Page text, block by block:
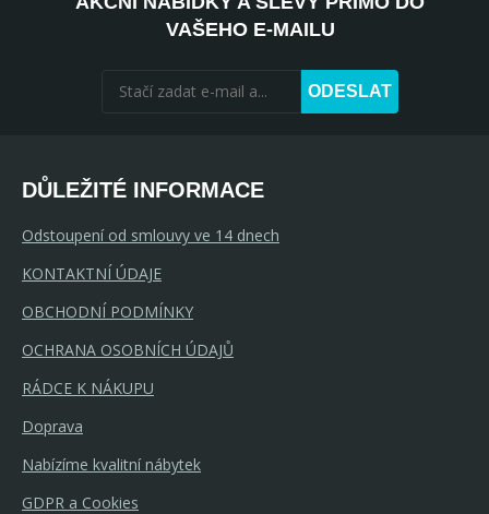
VAŠEHO E-MAILU
ODESLAT
DŮLEŽITÉ INFORMACE
Odstoupení od smlouvy ve 14 dnech
KONTAKTNÍ ÚDAJE
OBCHODNÍ PODMÍNKY
OCHRANA OSOBNÍCH ÚDAJŮ
RÁDCE K NÁKUPU
Doprava
Nabízíme kvalitní nábytek
GDPR a Cookies